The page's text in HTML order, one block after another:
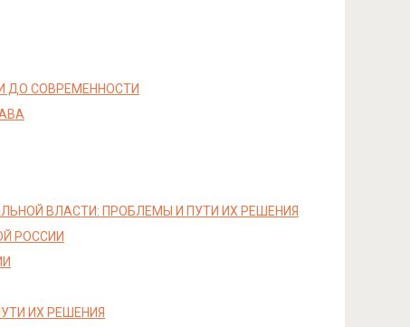
ДО СОВРЕМЕННОСТИ
ВЛАСТИ: ПРОБЛЕМЫ И ПУТИ ИХ РЕШЕНИЯ
РОССИИ
ИХ РЕШЕНИЯ